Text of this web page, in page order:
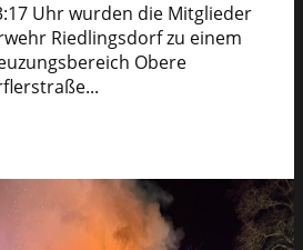
Uhr wurden die Mitglieder
Riedlingsdorf zu einem
Obere